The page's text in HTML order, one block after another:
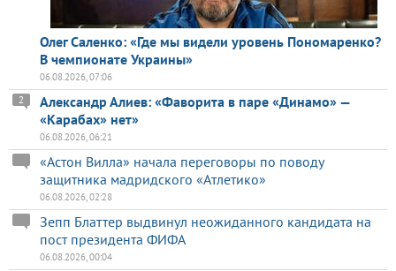
Олег Саленко: «Где мы видели уровень Пономаренко?
В чемпионате Украины»
06.08.2026, 07:06
Александр Алиев: «Фаворита в паре «Динамо» —
«Карабах» нет»
2
06.08.2026, 06:21
«Астон Вилла» начала переговоры по поводу
защитника мадридского «Атлетико»
06.08.2026, 02:28
Зепп Блаттер выдвинул неожиданного кандидата на
пост президента ФИФА
06.08.2026, 00:04